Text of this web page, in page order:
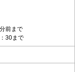
前まで
30まで